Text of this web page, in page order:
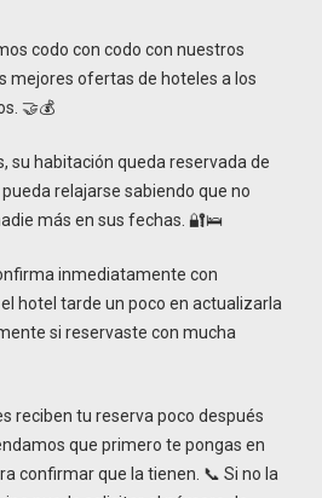
codo con codo con nuestros
mejores ofertas de hoteles a los
🤝💰
su habitación queda reservada de
relajarse sabiendo que no
más en sus fechas. 🔐🛌
inmediatamente con
hotel tarde un poco en actualizarla
si reservaste con mucha
reciben tu reserva poco después
que primero te pongas en
confirmar que la tienen. 📞 Si no la